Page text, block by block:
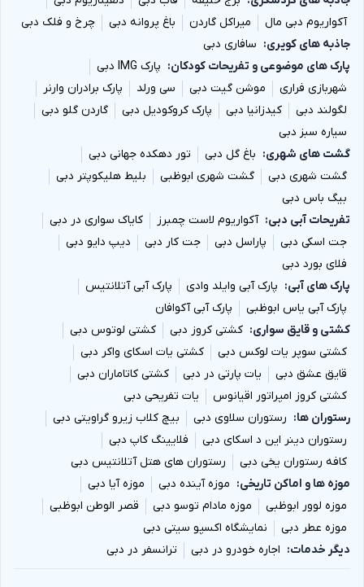
آکواریوم دبی مال
میراکل گاردن باغ پروانه دبی
چرخ و فلک دبی
جاذبه های کویری
سافاری دبی
پارک های موضوعی و تفریحات کودکان
پارک IMG دبی
شهربازی فراری
موشن گیت دبی سی ورلد
پارک برادران وارنر
لگولند دبی
کیدزانیا دبی پارک کروکودیل دبی
گاردن گلو دبی
سیاره سبز دبی
گشت های شهری
باغ گل دبی
تور دهکده جهانی دبی
گشت شهری دبی
گشت شهری ابوظبی
بلیط هلیکوپتر دبی
بیگ باس دبی
تفریحات آبی دبی
آکواریوم لاست چمبرز
کایاک سواری در دبی
جت اسکی دبی
پاراسل دبی جت کار دبی
دیپ دایو دبی
فلای بورد دبی
پارک های آبی
پارک آبی وایلد وادی
پارک آبی آتلانتیس
پارک آبی یاس ابوظبی
پارک آبی آکوافان
کشتی و قایق سواری
کشتی کروز دبی
کشتی لوتوس دبی
کشتی سوپر یات لوکس دبی
کشتی یات اسکای واکر دبی
قایق عشق دبی
یات پارتی در دبی
کشتی کاتاماران دبی
کشتی کروز امپراتور اقیانوس
یات تفریحی دبی
رستوران ها
رستوران سلاوی دبی
بیچ کلاب زیرو گراویتی دبی
رستوران دینر این د اسکای دبی
فلایینگ کاپ دبی
کافه رستوران یخی دبی
رستوران های هتل آتلانتیس دبی
موزه ها و اماکن تاریخی
موزه آینده دبی
موزه آیا دبی
موزه لوور ابوظبی
موزه مادام توسو دبی
قصر الوطن ابوظبی
موزه عطر دبی
نمایشگاه اکسپو سیتی دبی
دیگر خدمات
اجاره خودرو در دبی ترانسفر در دبی